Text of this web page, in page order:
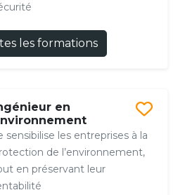
les formations
en
sensibilise les entreprises à la
de l’environnement,
en préservant leur